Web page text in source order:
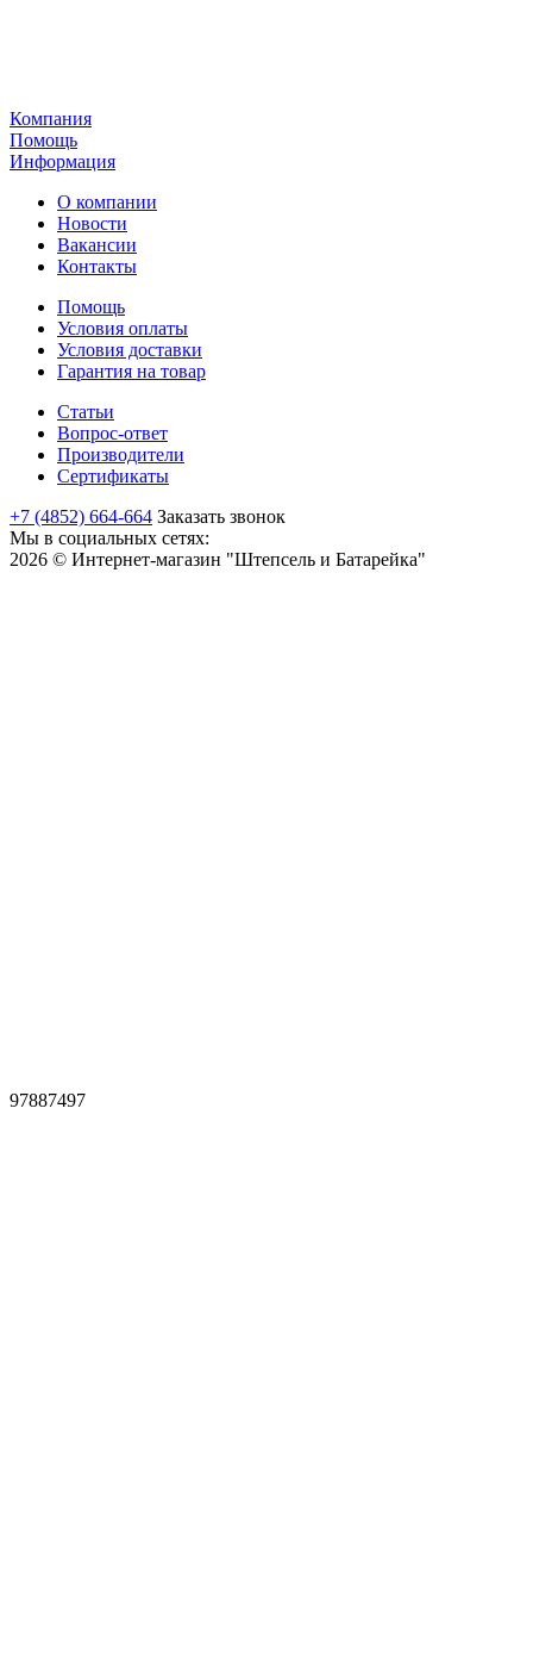
Компания
Помощь
Информация
О компании
Новости
Вакансии
Контакты
Помощь
Условия оплаты
Условия доставки
Гарантия на товар
Статьи
Вопрос-ответ
Производители
Сертификаты
+7 (4852) 664-664 Заказать звонок
Мы в социальных сетях:
2026 © Интернет-магазин "Штепсель и Батарейка"
97887497